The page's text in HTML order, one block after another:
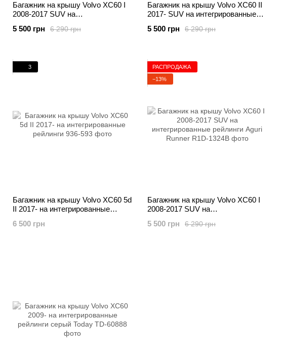
Багажник на крышу Volvo XC60 I
2008-2017 SUV на
Runner
6 290 грн
5 500 грн
Багажник на крышу Volvo XC60 II
2017- SUV на интегрированные
6 290 грн
5 500 грн
3
Багажник на крышу Volvo XC60 5d
II 2017- на интегрированные
6 500 грн
РАСПРОДАЖА
−13%
Багажник на крышу Volvo XC60 I
2008-2017 SUV на
Runner
6 290 грн
5 500 грн